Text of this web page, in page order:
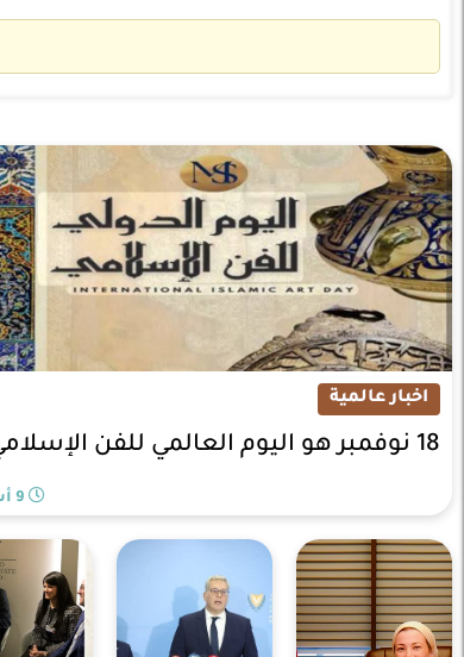
اخبار عالمية
18 نوفمبر هو اليوم العالمي للفن الإسلامي